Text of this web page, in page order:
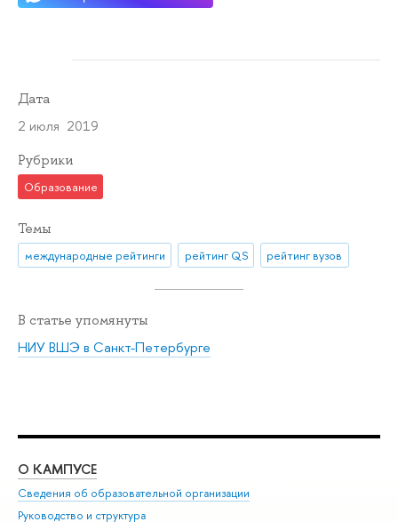
Дата
2 июля 2019
Рубрики
Образование
Темы
международные рейтинги рейтинг QS рейтинг вузов
В статье упомянуты
НИУ ВШЭ в Санкт-Петербурге
О КАМПУСЕ
Сведения об образовательной организации
Руководство и структура